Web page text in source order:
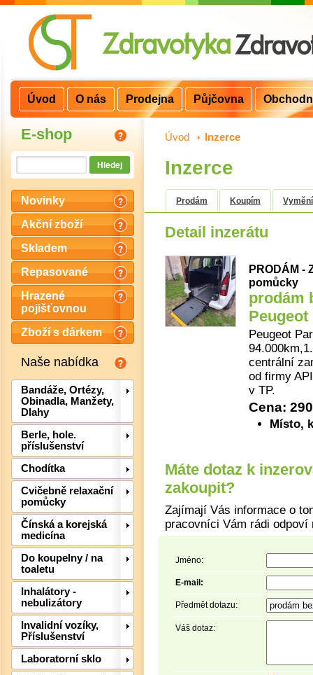
E-shop
Novinky
Akční zboží
Skladem
Repasované
Hrazené
pojišťovnou
Zboží s dárkem
Naše nabídka
Bandáže, Ortézy,
Obinadla, Manžety,
Dlahy
Berle, hole.
příslušenství
Chodítka
Cvičebně relaxační
pomůcky
Čínská a korejská
medicína
Do koupelny / na
toaletu
Inhalátory -
nebulizátory
Invalidní vozíky,
Příslušenství
Laboratorní sklo
Úvod > Inzerce
Inzerce
Prodám Koupím
Detail inzerátu
PRODÁM -
pomůcky
prodám
Peugeot
centrální
od firmy
v TP.
Cena:
Místo,
Máte dotaz k
zakoupit?
Zajímají Vás informace o
pracovníci Vám rádi odpoví
Jméno:
E-mail:
Předmět dotazu:
Váš dotaz:
Úvod O nás Prodejna Půjčovna